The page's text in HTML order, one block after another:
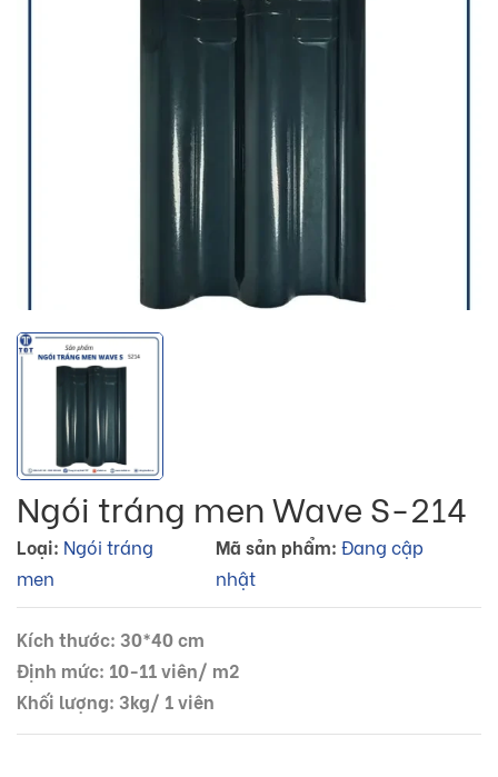
Ngói tráng men Wave S-214
Loại: Ngói tráng
men
Mã sản phẩm: Đang cập
nhật
Kích thước: 30*40 cm
Định mức: 10-11 viên/ m2
Khối lượng: 3kg/ 1 viên